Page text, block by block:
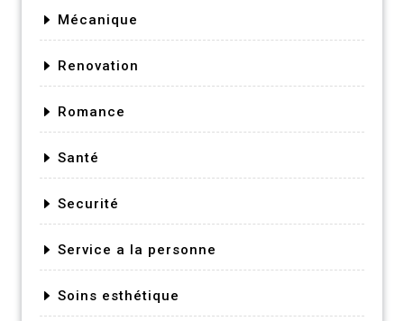
Mécanique
Renovation
Romance
Santé
Securité
Service a la personne
Soins esthétique